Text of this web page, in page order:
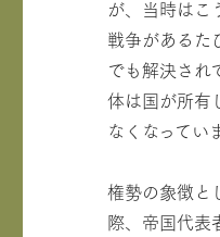
が、当時はこ
戦争があるた
でも解決され
体は国が所有
なくなってい
権勢の象徴と
際、帝国代表